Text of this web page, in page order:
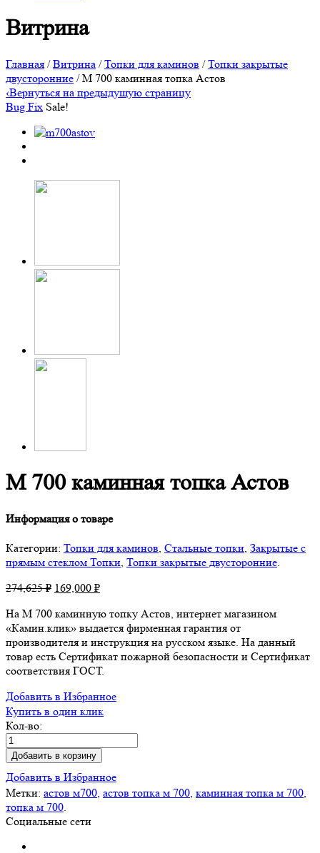
Витрина
Главная /Витрина /Топки для каминов /Топки закрытые
двусторонние / М 700 каминная топка Астов
‹Вернуться на предыдущую страницу
Bug Fix Sale!
М 700 каминная топка Астов
Информация о товаре
Категории: Топки для каминов, Стальные топки, Закрытые с
прямым стеклом Топки, Топки закрытые двусторонние.
274,625₽ 169,000 ₽
На М 700 каминную топку Астов, интернет магазином
«Камин.клик» выдается фирменная гарантия от
производителя и инструкция на русском языке. На данный
товар есть Сертификат пожарной безопасности и Сертификат
соответствия ГОСТ.
Добавить в Избранное
Купить в один клик
Кол-во:
Добавить в корзину
Добавить в Избранное
Метки: астов м700 астов топка м 700 каминная топка м 700
топка м 700
Социальные сети